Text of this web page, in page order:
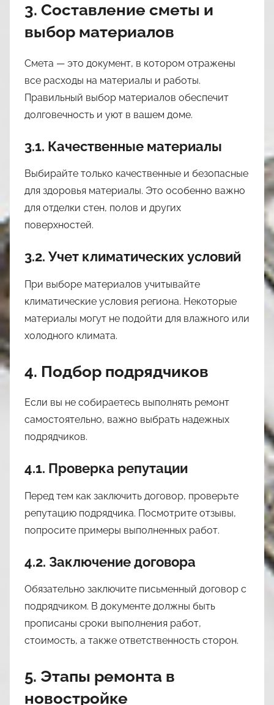
3. Составление сметы и
выбор материалов
Смета — это документ, в котором отражены
все расходы на материалы и работы.
Правильный выбор материалов обеспечит
долговечность и уют в вашем доме.
3.1. Качественные материалы
Выбирайте только качественные и безопасные
для здоровья материалы. Это особенно важно
для отделки стен, полов и других
поверхностей.
3.2. Учет климатических условий
При выборе материалов учитывайте
климатические условия региона. Некоторые
материалы могут не подойти для влажного или
холодного климата.
4. Подбор подрядчиков
Если вы не собираетесь выполнять ремонт
самостоятельно, важно выбрать надежных
подрядчиков.
4.1. Проверка репутации
Перед тем как заключить договор, проверьте
репутацию подрядчика. Посмотрите отзывы,
попросите примеры выполненных работ.
4.2. Заключение договора
Обязательно заключите письменный договор с
подрядчиком. В документе должны быть
прописаны сроки выполнения работ,
стоимость, а также ответственность сторон.
5. Этапы ремонта в
новостройке